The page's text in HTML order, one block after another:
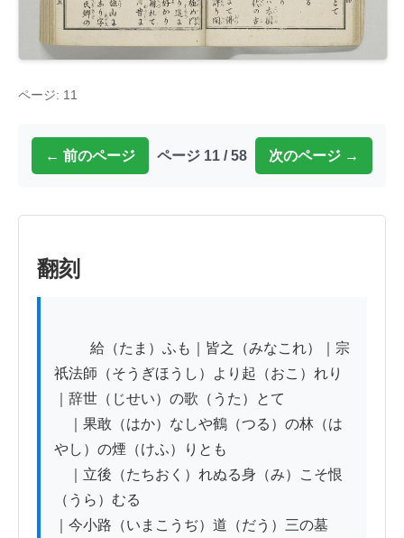
ページ: 11
← 前のページ ページ 11 / 58 次のページ →
翻刻
祇法師（そうぎほうし）より起（おこ）れり
｜辞世（じせい）の歌（うた）とて
｜果敢（はか）なしや鶴（つる）の林（は
やし）の煙（けふ）りとも
｜立後（たちおく）れぬる身（み）こそ恨
（うら）むる
｜今小路（いまこうぢ）道（だう）三の墓